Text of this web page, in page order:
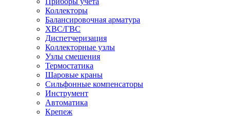
Коллекторы
Балансировочная арматура
ХВС/ГВС
Диспетчеризация
Коллекторные узлы
Узлы смешения
Термостатика
Шаровые краны
Сильфонные компенсаторы
Инструмент
Автоматика
Крепеж